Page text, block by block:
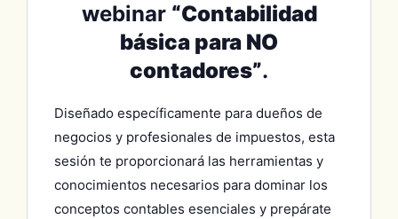
webinar “Contabilidad
básica para NO
contadores”.
Diseñado específicamente para dueños de
negocios y profesionales de impuestos, esta
sesión te proporcionará las herramientas y
conocimientos necesarios para dominar los
conceptos contables esenciales y prepárate